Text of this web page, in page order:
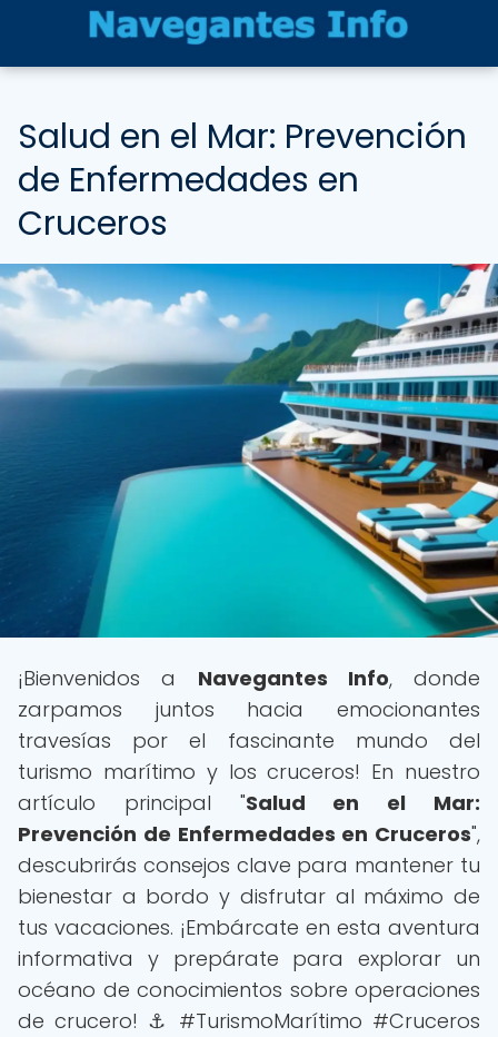
Salud en el Mar: Prevención
de Enfermedades en
Cruceros
¡Bienvenidos a Navegantes Info, donde
zarpamos juntos hacia emocionantes
travesías por el fascinante mundo del
turismo marítimo y los cruceros! En nuestro
artículo principal "Salud en el Mar:
Prevención de Enfermedades en Cruceros",
descubrirás consejos clave para mantener tu
bienestar a bordo y disfrutar al máximo de
tus vacaciones. ¡Embárcate en esta aventura
informativa y prepárate para explorar un
océano de conocimientos sobre operaciones
de crucero! ⚓️ #TurismoMarítimo #Cruceros